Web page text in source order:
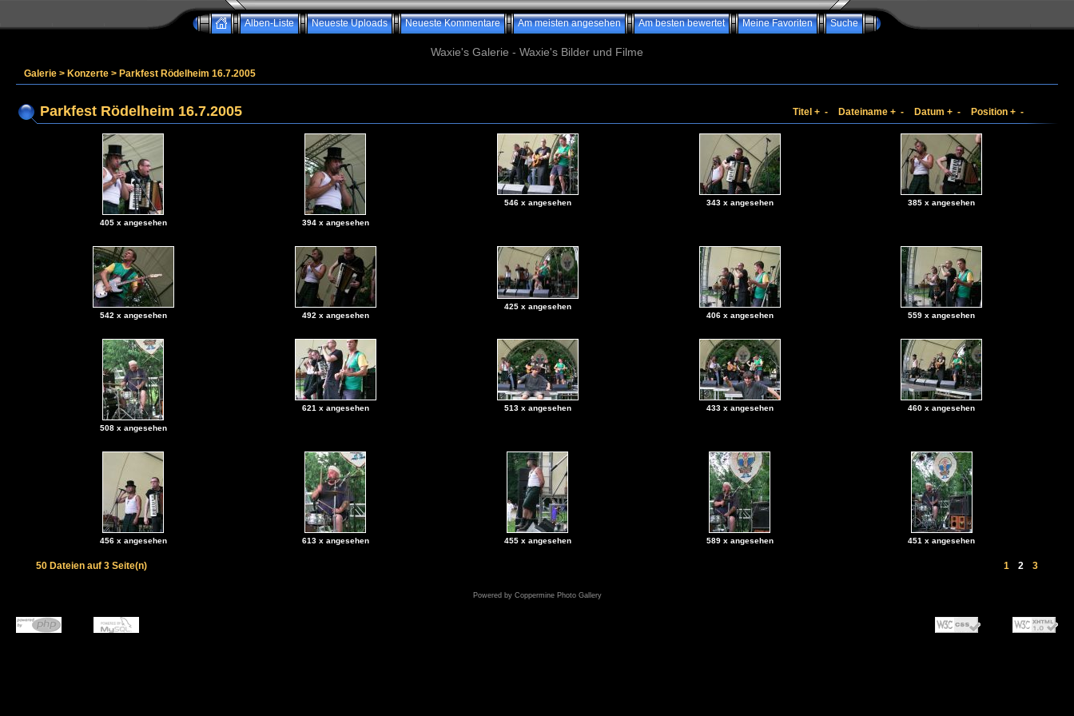
Alben-Liste Neueste Uploads Neueste Kommentare Am meisten angesehen Am besten bewertet Meine Favoriten Suche
Waxie's Galerie - Waxie's Bilder und Filme
Galerie > Konzerte > Parkfest Rödelheim 16.7.2005
Parkfest Rödelheim 16.7.2005 Titel + - Dateiname + - Datum + - Position + -
405 x angesehen 394 x angesehen
546 x angesehen 343 x angesehen 385 x angesehen
542 x angesehen 492 x angesehen
425 x angesehen
406 x angesehen
559 x angesehen
508 x angesehen
621 x angesehen 513 x angesehen 433 x angesehen 460 x angesehen
456 x angesehen 613 x angesehen 455 x angesehen 589 x angesehen 451 x angesehen
50 Dateien auf 3 Seite(n) 1 2 3
Powered by Coppermine Photo Gallery